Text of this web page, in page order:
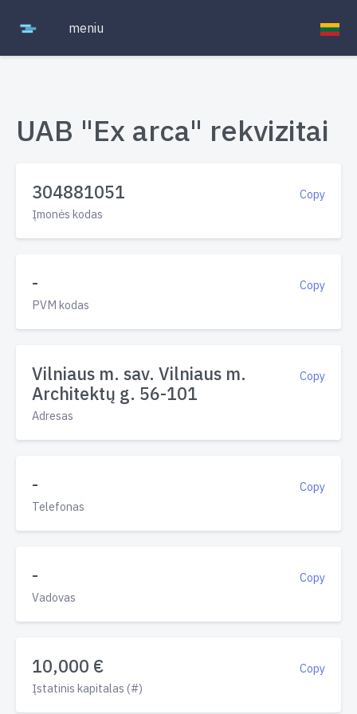
meniu
UAB "Ex arca" rekvizitai
Copy
304881051
Įmonės kodas
Copy
-
PVM kodas
Copy
Vilniaus m. sav. Vilniaus m.
Architektų g. 56-101
Adresas
Copy
-
Telefonas
Copy
-
Vadovas
Copy
10,000 €
Įstatinis kapitalas (#)